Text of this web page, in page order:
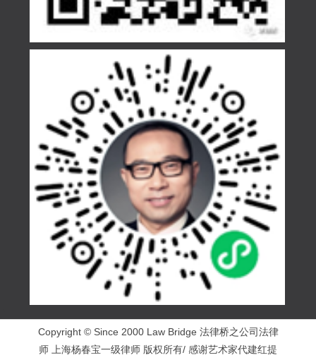
Copyright © Since 2000 Law Bridge 法律桥之公司法律
师 上海杨春宝一级律师 版权所有/ 感谢艺术家代建红提